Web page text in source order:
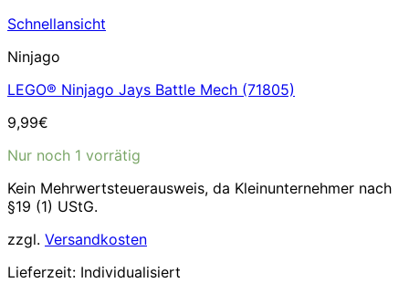
Schnellansicht
Ninjago
LEGO® Ninjago Jays Battle Mech (71805)
9,99€
Nur noch 1 vorrätig
Kein Mehrwertsteuerausweis, da Kleinunternehmer nach
§19 (1) UStG.
zzgl. Versandkosten
Lieferzeit: Individualisiert